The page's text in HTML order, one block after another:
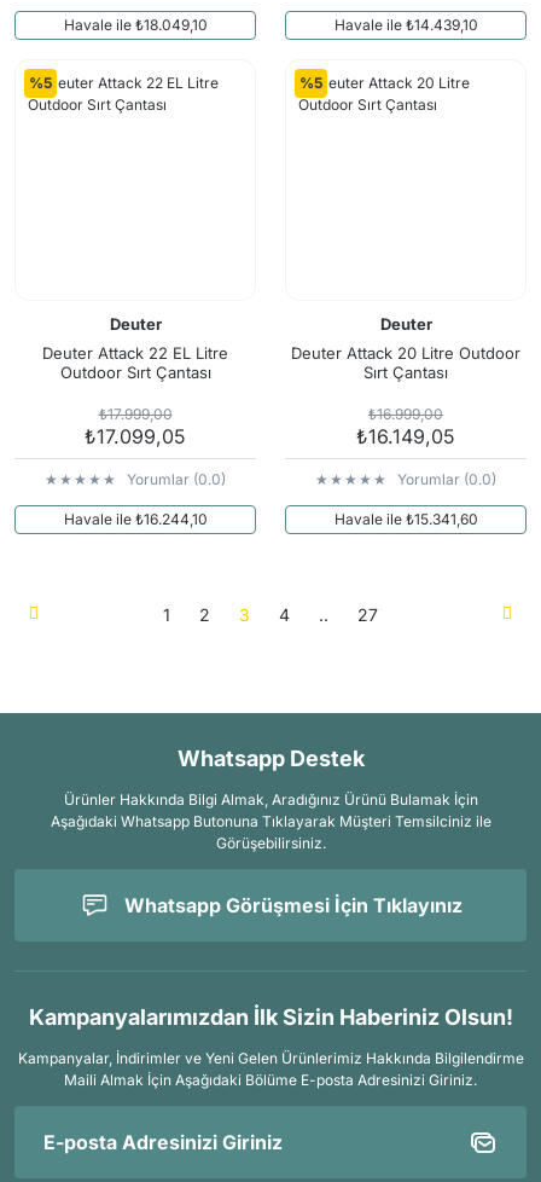
Havale ile ₺18.049,10 Havale ile ₺14.439,10
%5
Deuter
Deuter Attack 22 EL Litre
Outdoor Sırt Çantası
₺17.999,00
₺17.099,05
Yorumlar (0.0)
Havale ile ₺16.244,10
%5
Deuter
Deuter Attack 20 Litre Outdoor
Sırt Çantası
₺16.999,00
₺16.149,05
Yorumlar (0.0)
Havale ile ₺15.341,60
1 2 3 4 .. 27
Whatsapp Destek
Ürünler Hakkında Bilgi Almak, Aradığınız Ürünü Bulamak İçin
Aşağıdaki Whatsapp Butonuna Tıklayarak Müşteri Temsilciniz ile
Görüşebilirsiniz.
Whatsapp Görüşmesi İçin Tıklayınız
Kampanyalarımızdan İlk Sizin Haberiniz Olsun!
Kampanyalar, İndirimler ve Yeni Gelen Ürünlerimiz Hakkında Bilgilendirme
Maili Almak İçin Aşağıdaki Bölüme E-posta Adresinizi Giriniz.